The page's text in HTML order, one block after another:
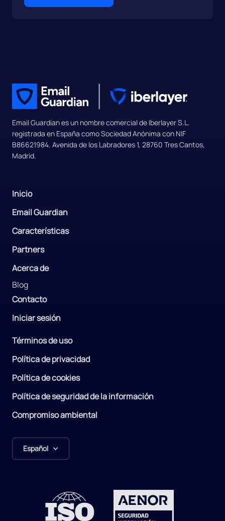
Email Guardian es un nombre comercial de Iberlayer S.L.
registrada en España como Sociedad Anónima con NIF
B86621984. Avenida de los Labradores 1, 28760 Tres Cantos,
Madrid.
Inicio
Email Guardian
Características
Partners
Acerca de
Blog
Contacto
Iniciar sesión
Términos de uso
Política de privacidad
Política de cookies
Política de seguridad de la información
Compromiso ambiental
Español